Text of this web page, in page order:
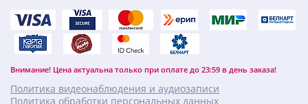
Внимание! Цена актуальна только при оплате до 23:59 в день заказа!
Политика видеонаблюдения и аудиозаписи
Политика обработки персональных данных